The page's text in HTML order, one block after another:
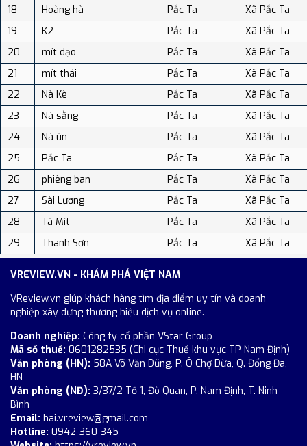
18
Hoàng hà Pắc Ta
Xã Pắc Ta
19
K2 Pắc Ta
Xã Pắc Ta
20
mít dạo Pắc Ta
Xã Pắc Ta
21
mít thái Pắc Ta
Xã Pắc Ta
22
Nà Kè Pắc Ta
Xã Pắc Ta
23
Nà sằng Pắc Ta
Xã Pắc Ta
24
Nà ún Pắc Ta
Xã Pắc Ta
25
Pắc Ta Pắc Ta
Xã Pắc Ta
26
phiêng ban Pắc Ta
Xã Pắc Ta
27
Sài Lương Pắc Ta
Xã Pắc Ta
28
Tà Mít Pắc Ta
Xã Pắc Ta
29
Thanh Sơn Pắc Ta Xã Pắc Ta
VREVIEW.VN - KHÁM PHÁ VIỆT NAM
VReview.vn giúp khách hàng tìm địa điểm uy tín và doanh
nghiệp xây dựng thương hiệu dịch vụ online.
Doanh nghiệp: Công ty cổ phần VStar Group
Mã số thuế: 0601282535 (Chi cục Thuế khu vực TP Nam Định)
Văn phòng (HN): 58A Võ Văn Dũng, P. Ô Chợ Dừa, Q. Đống Đa,
HN
Văn phòng (NĐ): 3/37/2 Tổ 1, Đò Quan, P. Nam Định, T. Ninh
Bình
Email: hai.vreview@gmail.com
Hotline: 0942-360-345